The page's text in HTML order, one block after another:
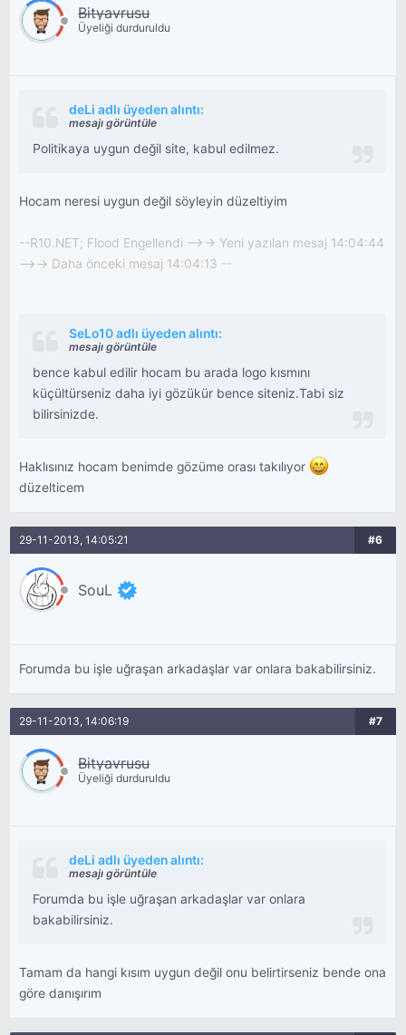
Bityavrusu
Üyeliği durduruldu
deLi adlı üyeden alıntı:
mesajı görüntüle
Politikaya uygun değil site, kabul edilmez.
Hocam neresi uygun değil söyleyin düzeltiyim
--R10.NET; Flood Engellendi -->-> Yeni yazılan mesaj 14:04:44
-->-> Daha önceki mesaj 14:04:13 --
SeLo10 adlı üyeden alıntı:
mesajı görüntüle
bence kabul edilir hocam bu arada logo kısmını
küçültürseniz daha iyi gözükür bence siteniz.Tabi siz
bilirsinizde.
Haklısınız hocam benimde gözüme orası takılıyor
düzelticem
29-11-2013, 14:05:21 #6
SouL
Forumda bu işle uğraşan arkadaşlar var onlara bakabilirsiniz.
29-11-2013, 14:06:19 #7
Bityavrusu
Üyeliği durduruldu
deLi adlı üyeden alıntı:
mesajı görüntüle
Forumda bu işle uğraşan arkadaşlar var onlara
bakabilirsiniz.
Tamam da hangi kısım uygun değil onu belirtirseniz bende ona
göre danışırım